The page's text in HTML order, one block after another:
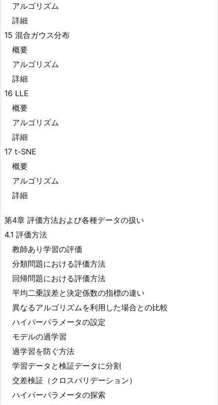
アルゴリズム
詳細
15 混合ガウス分布
概要
アルゴリズム
詳細
16 LLE
概要
アルゴリズム
詳細
17 t-SNE
概要
アルゴリズム
詳細
第4章 評価方法および各種データの扱い
4.1 評価方法
教師あり学習の評価
分類問題における評価方法
回帰問題における評価方法
平均二乗誤差と決定係数の指標の違い
異なるアルゴリズムを利用した場合との比較
ハイパーパラメータの設定
モデルの過学習
過学習を防ぐ方法
学習データと検証データに分割
交差検証（クロスバリデーション）
ハイパーパラメータの探索